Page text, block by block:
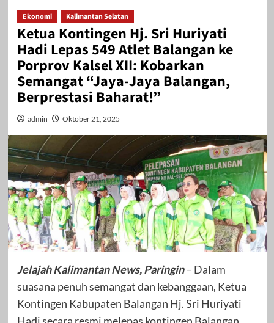
Ekonomi Kalimantan Selatan
Ketua Kontingen Hj. Sri Huriyati
Hadi Lepas 549 Atlet Balangan ke
Porprov Kalsel XII: Kobarkan
Semangat “Jaya-Jaya Balangan,
Berprestasi Baharat!”
admin Oktober 21, 2025
Jelajah Kalimantan News, Paringin– Dalam
suasana penuh semangat dan kebanggaan, Ketua
Kontingen Kabupaten Balangan Hj. Sri Huriyati